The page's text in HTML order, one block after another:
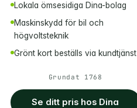
Lokala ömsesidiga Dina-bolag
Maskinskydd för bil och
högvoltsteknik
Grönt kort beställs via kundtjänst
Grundat 1768
Se ditt pris hos Dina